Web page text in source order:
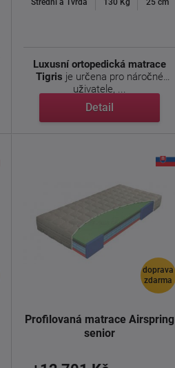
Střední a Tvrdá 130 Kg 25 cm
Luxusní ortopedická matrace
Tigris je určena pro náročné
uživatele, ...
Detail
doprava
zdarma
Profilovaná matrace Airspring
senior